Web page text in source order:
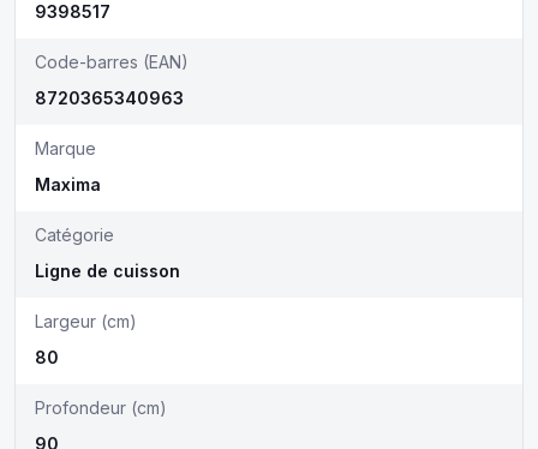
9398517
Code-barres (EAN)
8720365340963
Marque
Maxima
Catégorie
Ligne de cuisson
Largeur (cm)
80
Profondeur (cm)
90